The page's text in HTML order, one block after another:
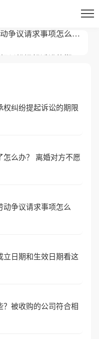
争议请求事项怎么
权纠纷提起诉讼的期限
怎么办？ 离婚对方不愿
动争议请求事项怎么
立日期和生效日期看这
？被收购的公司符合相